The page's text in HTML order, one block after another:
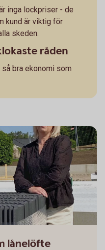
inga lockpriser - de
kund är viktig för
skeden.
råden
bra ekonomi som
lånelöfte